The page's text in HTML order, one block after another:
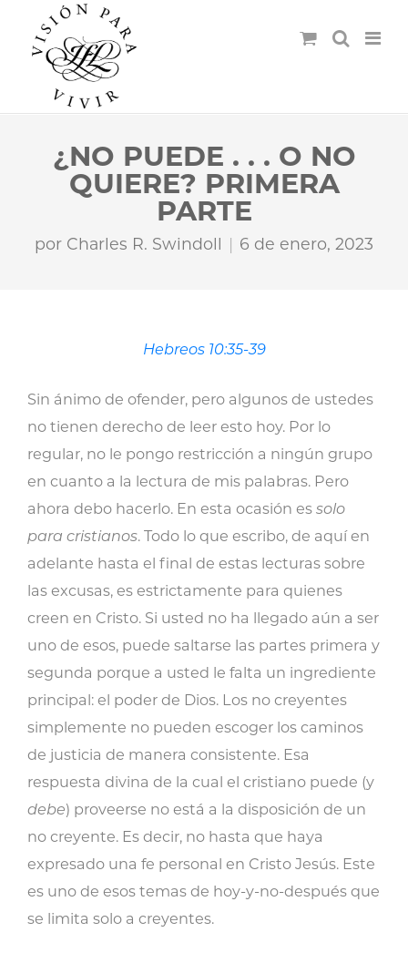
¿NO PUEDE . . . O NO
QUIERE? PRIMERA
PARTE
por Charles R. Swindoll 6 de enero, 2023
Hebreos 10:35-39
Sin ánimo de ofender, pero algunos de ustedes
no tienen derecho de leer esto hoy. Por lo
regular, no le pongo restricción a ningún grupo
en cuanto a la lectura de mis palabras. Pero
ahora debo hacerlo. En esta ocasión es solo
para cristianos. Todo lo que escribo, de aquí en
adelante hasta el final de estas lecturas sobre
las excusas, es estrictamente para quienes
creen en Cristo. Si usted no ha llegado aún a ser
uno de esos, puede saltarse las partes primera y
segunda porque a usted le falta un ingrediente
principal: el poder de Dios. Los no creyentes
simplemente no pueden escoger los caminos
de justicia de manera consistente. Esa
respuesta divina de la cual el cristiano puede (y
debe) proveerse no está a la disposición de un
no creyente. Es decir, no hasta que haya
expresado una fe personal en Cristo Jesús. Este
es uno de esos temas de hoy-y-no-después que
se limita solo a creyentes.